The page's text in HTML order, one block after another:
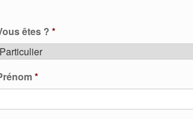
êtes ? *
*